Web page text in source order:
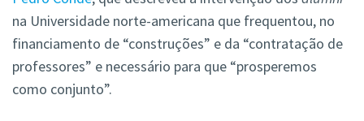
na Universidade norte-americana que frequentou, no
financiamento de “construções” e da “contratação de
professores” e necessário para que “prosperemos
como conjunto”.